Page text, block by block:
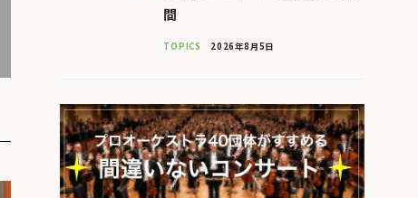
間
TOPICS 2026年8月5日